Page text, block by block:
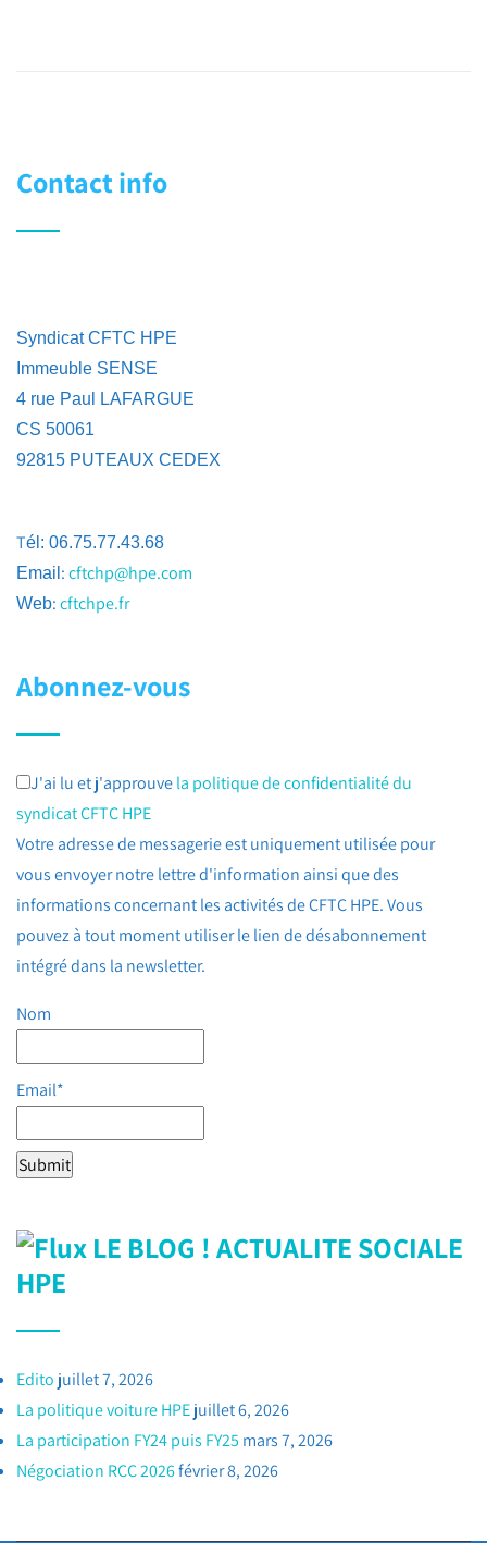
Contact info
Syndicat CFTC HPE
Immeuble SENSE
4 rue Paul LAFARGUE
CS 50061
92815 PUTEAUX CEDEX
Tél: 06.75.77.43.68
Email :cftchp@hpe.com
Web:cftchpe.fr
Abonnez-vous
J'ai lu et j'approuvela politique de confidentialité du
syndicat CFTC HPE
Votre adresse de messagerie est uniquement utilisée pour
vous envoyer notre lettre d'information ainsi que des
informations concernant les activités de CFTC HPE. Vous
pouvez à tout moment utiliser le lien de désabonnement
intégré dans la newsletter.
Nom
Email*
LE BLOG ! ACTUALITE SOCIALE
HPE
Edito juillet 7, 2026
La politique voiture HPEjuillet 6, 2026
La participation FY24 puis FY25 mars 7, 2026
Négociation RCC 2026février 8, 2026